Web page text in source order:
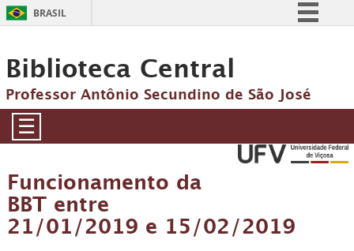
BRASIL
Comunica BR
Participe
Canais
Biblioteca Central
Professor Antônio Secundino de São José
☰
Funcionamento da
BBT entre
21/01/2019 e 15/02/2019